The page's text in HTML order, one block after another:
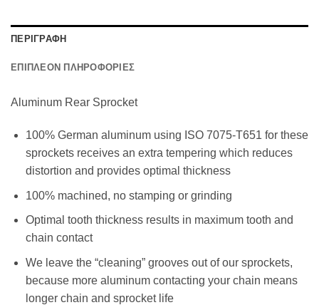
ΠΕΡΙΓΡΑΦΗ
ΕΠΙΠΛΕΟΝ ΠΛΗΡΟΦΟΡΙΕΣ
Aluminum Rear Sprocket
100% German aluminum using ISO 7075-T651 for these
sprockets receives an extra tempering which reduces
distortion and provides optimal thickness
100% machined, no stamping or grinding
Optimal tooth thickness results in maximum tooth and
chain contact
We leave the “cleaning” grooves out of our sprockets,
because more aluminum contacting your chain means
longer chain and sprocket life